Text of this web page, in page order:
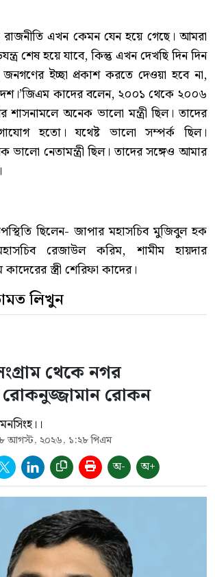
রাজনীতি এখন কেমন যেন হয়ে গেছে। আমরা
শেষ হয়ে যাবে, কিন্তু এখন দেখছি দিন দিন
ইচ্ছা প্রকাশ করতে দেওয়া হবে না,
কাদের বলেন, ২০০১ থেকে ২০০৬
শাসনামলে অনেক ভালো মন্ত্রী ছিল। তাদের
হতো। যথেষ্ট ভালো সম্পর্ক ছিল।
ভালো নেতামন্ত্রী ছিল। তাদের সঙ্গেও আমার
ছিলেন- জাপার মহাসচিব মুজিবুল হক
রেজাউল করিম, শামীম হায়দার
স্ত্রী শেরিফা কাদের।
লিখুন
থেকে নগর
রোকনুজ্জামান রোকন
৮ আগস্ট, ২০২৬, ১:২৮ পিএম
অ- অ+